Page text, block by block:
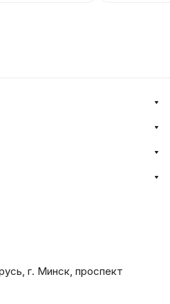
г. Минск, проспект